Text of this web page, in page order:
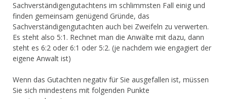
Sachverständigengutachtens im schlimmsten Fall einig und
finden gemeinsam genügend Gründe, das
Sachverständigengutachten auch bei Zweifeln zu verwerten.
Es steht also 5:1. Rechnet man die Anwälte mit dazu, dann
steht es 6:2 oder 6:1 oder 5:2. (je nachdem wie engagiert der
eigene Anwalt ist)
Wenn das Gutachten negativ für Sie ausgefallen ist, müssen
Sie sich mindestens mit folgenden Punkte